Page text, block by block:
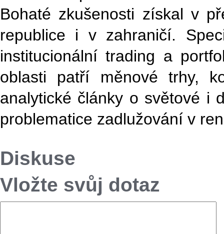
Bohaté zkušenosti získal v
republice i v zahraničí.
institucionální trading a
oblasti patří měnové trhy,
analytické články o světové i
problematice zadlužování v
Diskuse
Vložte svůj dotaz